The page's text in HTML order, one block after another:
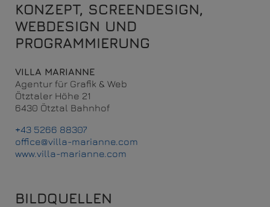
KONZEPT, SCREENDESIGN,
WEBDESIGN UND
PROGRAMMIERUNG
VILLA MARIANNE
Agentur für Grafik & Web
Ötztaler Höhe 21
6430 Ötztal Bahnhof
+43 5266 88307
office@villa-marianne.com
www.villa-marianne.com
BILDQUELLEN